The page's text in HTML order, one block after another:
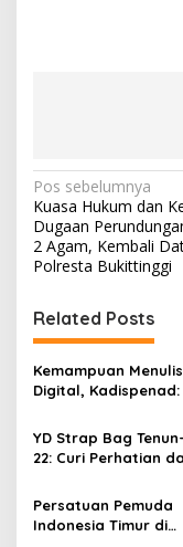
N
a
v
i
g
a
s
i
p
o
s
Pos sebelumnya
Kuasa Hukum dan
Dugaan
2 Agam, Kembali
Polresta Bukittinggi
Related Posts
Kemampuan
Digital, Kadispenad:
YD Strap Bag
22: Curi Perhatian
Memandang Wastra
dengan Citra Nan
Persatuan Pemuda
Indonesia Timur di